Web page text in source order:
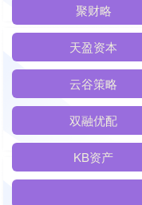
聚财略
天盈资本
云谷策略
双融优配
KB资产